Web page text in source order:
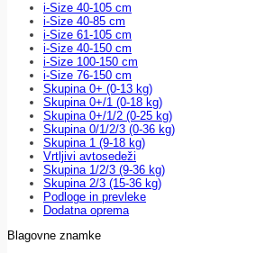
i-Size 40-105 cm
i-Size 40-85 cm
i-Size 61-105 cm
i-Size 40-150 cm
i-Size 100-150 cm
i-Size 76-150 cm
Skupina 0+ (0-13 kg)
Skupina 0+/1 (0-18 kg)
Skupina 0+/1/2 (0-25 kg)
Skupina 0/1/2/3 (0-36 kg)
Skupina 1 (9-18 kg)
Vrtljivi avtosedeži
Skupina 1/2/3 (9-36 kg)
Skupina 2/3 (15-36 kg)
Podloge in prevleke
Dodatna oprema
Blagovne znamke